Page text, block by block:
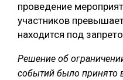
ЛЕСОПИЛЕНИЕ
ДЕРЕВЯННОЕ
БЕЗОПАСНОЕ ПРОИЗВОДСТВО
СОРТИРОВКА ДРЕВЕСИНЫ
проведение
участников
находится под
Решение об
событий было принято